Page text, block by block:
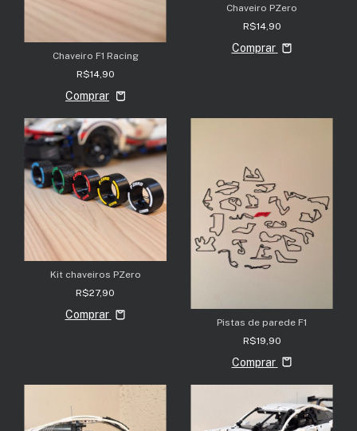
Chaveiro F1 Racing
R$14,90
Chaveiro PZero
R$14,90
Comprar
Kit chaveiros PZero
R$27,90
Comprar
Pistas de parede F1
R$19,90
Comprar